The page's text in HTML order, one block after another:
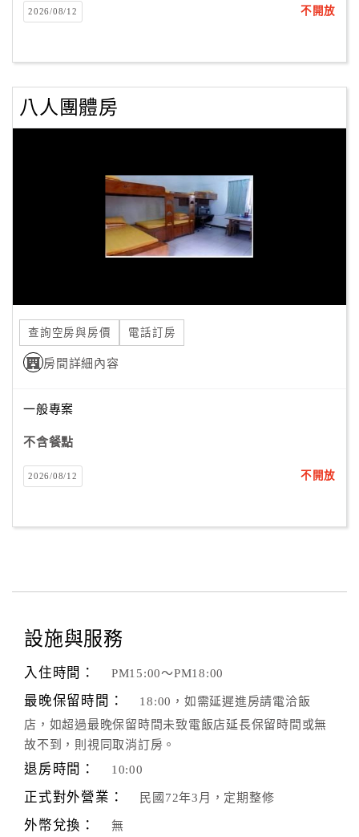
2026/08/12 不開放
八人團體房
查詢空房與房價 電話訂房
房間詳細內容
一般專案
不含餐點
2026/08/12 不開放
設施與服務
入住時間： PM15:00～PM18:00
最晚保留時間：
18:00，如需延遲進房請電洽飯
店，如超過最晚保留時間未致電飯店延長保留時間或無
故不到，則視同取消訂房。
退房時間： 10:00
正式對外營業： 民國72年3月，定期整修
外幣兌換： 無